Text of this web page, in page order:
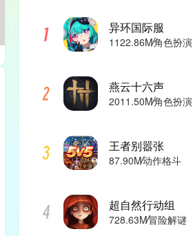
异环国际服
1122.86M角色扮演
燕云十六声
2011.50M角色扮演
王者别嚣张
87.90M动作格斗
超自然行动组
728.63M冒险解谜